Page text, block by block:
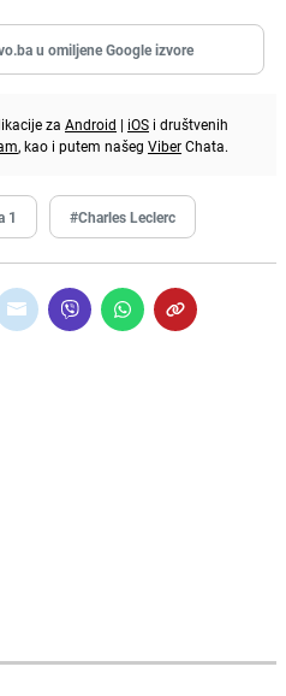
u omiljene Google izvore
za Android | iOS i društvenih
, kao i putem našeg ViberChata.
1 #Charles Leclerc